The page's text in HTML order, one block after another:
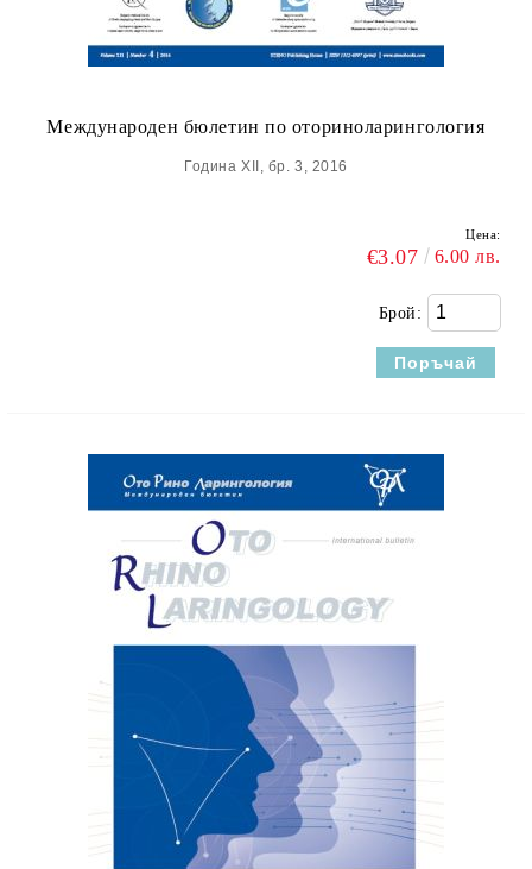
Международен бюлетин по оториноларингология
Година XII, бр. 3, 2016
Цена:
€3.07 6.00 лв.
Брой: